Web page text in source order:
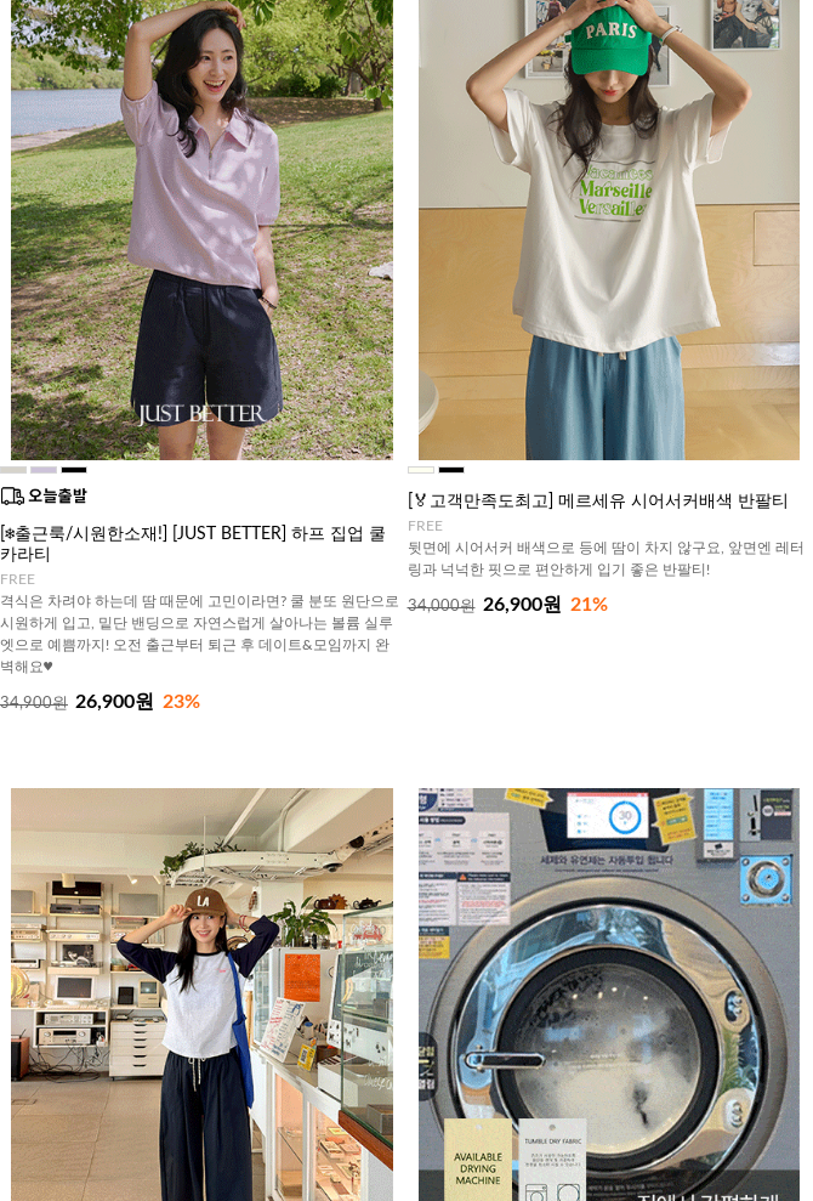
[❄️출근룩/시원한소재!] [JUST BETTER] 하프 집업 쿨
카라티
FREE
격식은 차려야 하는데 땀 때문에 고민이라면? 쿨 분또 원단으로
시원하게 입고, 밑단 밴딩으로 자연스럽게 살아나는 볼륨 실루
엣으로 예쁨까지! 오전 출근부터 퇴근 후 데이트&모임까지 완
벽해요♥
34,900원 26,900원 23%
[🏅고객만족도최고] 메르세유 시어서커배색 반팔티
FREE
뒷면에 시어서커 배색으로 등에 땀이 차지 않구요, 앞면엔 레터
링과 넉넉한 핏으로 편안하게 입기 좋은 반팔티!
34,000원 26,900원 21%